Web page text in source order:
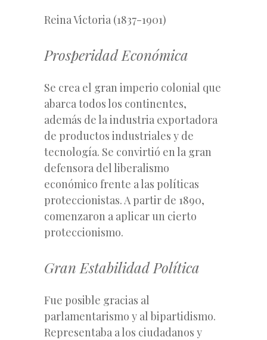
Reina Victoria (1837-1901)
Prosperidad Económica
Se crea el gran imperio colonial que
abarca todos los continentes,
además de la industria exportadora
de productos industriales y de
tecnología. Se convirtió en la gran
defensora del liberalismo
económico frente a las políticas
proteccionistas. A partir de 1890,
comenzaron a aplicar un cierto
proteccionismo.
Gran Estabilidad Política
Fue posible gracias al
parlamentarismo y al bipartidismo.
Representaba a los ciudadanos y